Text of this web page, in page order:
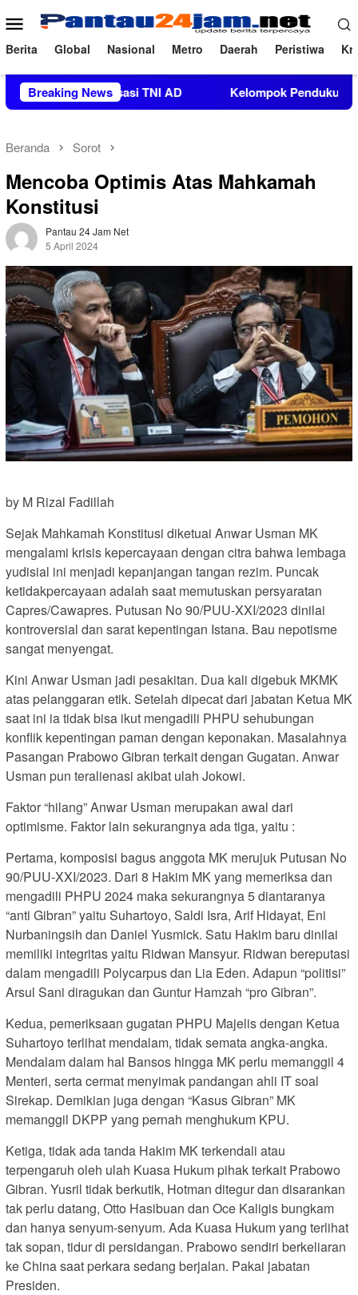
ke
konten
Menu
Mobile
Berita Global Nasional Metro Daerah Peristiwa
Breaking News
Organisasi TNI AD Kelompok Pendukung Moha Bin
Beranda Sorot
Mencoba Optimis Atas Mahkamah
Konstitusi
Pantau 24 Jam Net
5 April 2024
by M Rizal Fadillah
Sejak Mahkamah Konstitusi diketuai Anwar Usman MK
mengalami krisis kepercayaan dengan citra bahwa lembaga
yudisial ini menjadi kepanjangan tangan rezim. Puncak
ketidakpercayaan adalah saat memutuskan persyaratan
Capres/Cawapres. Putusan No 90/PUU-XXI/2023 dinilai
kontroversial dan sarat kepentingan Istana. Bau nepotisme
sangat menyengat.
Kini Anwar Usman jadi pesakitan. Dua kali digebuk MKMK
atas pelanggaran etik. Setelah dipecat dari jabatan Ketua MK
saat ini ia tidak bisa ikut mengadili PHPU sehubungan
konflik kepentingan paman dengan keponakan. Masalahnya
Pasangan Prabowo Gibran terkait dengan Gugatan. Anwar
Usman pun teralienasi akibat ulah Jokowi.
Faktor “hilang” Anwar Usman merupakan awal dari
optimisme. Faktor lain sekurangnya ada tiga, yaitu :
Pertama, komposisi bagus anggota MK merujuk Putusan No
90/PUU-XXI/2023. Dari 8 Hakim MK yang memeriksa dan
mengadili PHPU 2024 maka sekurangnya 5 diantaranya
“anti Gibran” yaitu Suhartoyo, Saldi Isra, Arif Hidayat, Eni
Nurbaningsih dan Daniel Yusmick. Satu Hakim baru dinilai
memiliki integritas yaitu Ridwan Mansyur. Ridwan bereputasi
dalam mengadili Polycarpus dan Lia Eden. Adapun “politisi”
Arsul Sani diragukan dan Guntur Hamzah “pro Gibran”.
Kedua, pemeriksaan gugatan PHPU Majelis dengan Ketua
Suhartoyo terlihat mendalam, tidak semata angka-angka.
Mendalam dalam hal Bansos hingga MK perlu memanggil 4
Menteri, serta cermat menyimak pandangan ahli IT soal
Sirekap. Demikian juga dengan “Kasus Gibran” MK
memanggil DKPP yang pernah menghukum KPU.
Ketiga, tidak ada tanda Hakim MK terkendali atau
terpengaruh oleh ulah Kuasa Hukum pihak terkait Prabowo
Gibran. Yusril tidak berkutik, Hotman ditegur dan disarankan
tak perlu datang, Otto Hasibuan dan Oce Kaligis bungkam
dan hanya senyum-senyum. Ada Kuasa Hukum yang terlihat
tak sopan, tidur di persidangan. Prabowo sendiri berkeliaran
ke China saat perkara sedang berjalan. Pakai jabatan
Presiden.